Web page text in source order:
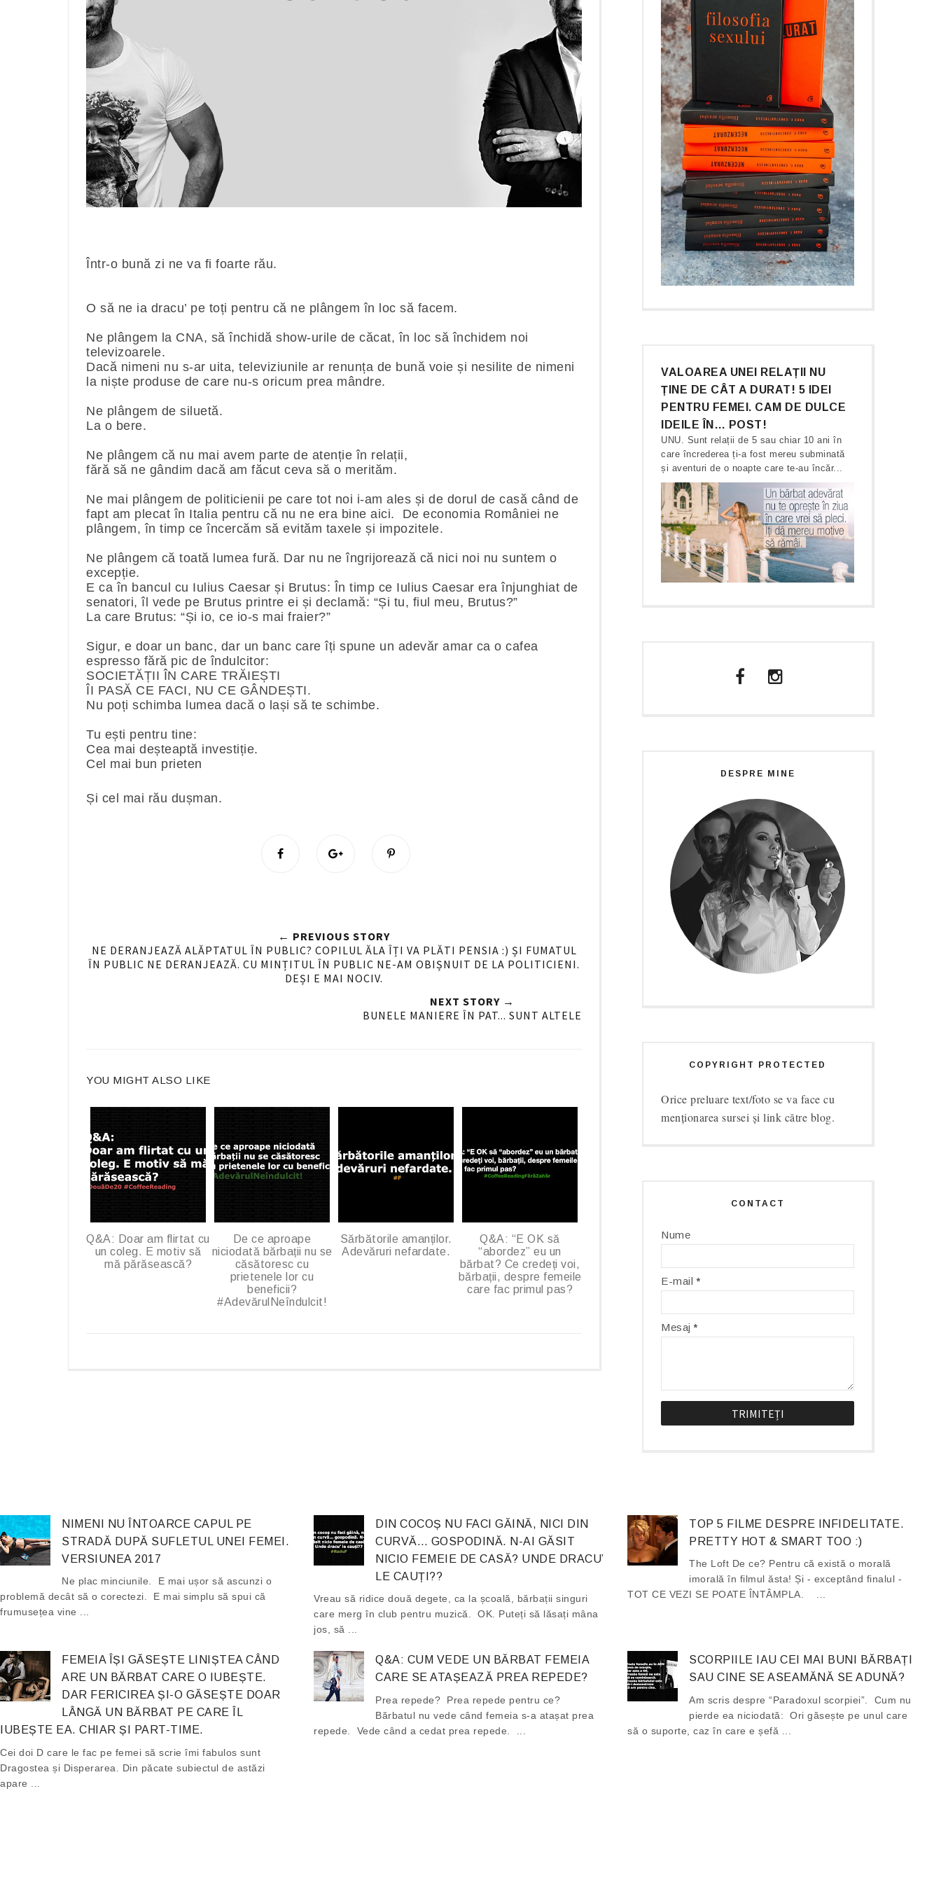
Într-o bună zi ne va fi foarte rău.
O să ne ia dracu’ pe toți pentru că ne plângem în loc să facem.
Ne plângem la CNA, să închidă show-urile de căcat, în loc să închidem noi
televizoarele.
Dacă nimeni nu s-ar uita, televiziunile ar renunța de bună voie și nesilite de nimeni
la niște produse de care nu-s oricum prea mândre.
Ne plângem de siluetă.
La o bere.
Ne plângem că nu mai avem parte de atenție în relații,
fără să ne gândim dacă am făcut ceva să o merităm.
Ne mai plângem de politicienii pe care tot noi i-am ales și de dorul de casă când de
fapt am plecat în Italia pentru că nu ne era bine aici. De economia României ne
plângem, în timp ce încercăm să evităm taxele și impozitele.
Ne plângem că toată lumea fură. Dar nu ne îngrijorează că nici noi nu suntem o
excepție.
E ca în bancul cu Iulius Caesar și Brutus: În timp ce Iulius Caesar era înjunghiat de
senatori, îl vede pe Brutus printre ei și declamă: “Și tu, fiul meu, Brutus?”
La care Brutus: “Și io, ce io-s mai fraier?”
Sigur, e doar un banc, dar un banc care îți spune un adevăr amar ca o cafea
espresso fără pic de îndulcitor:
SOCIETĂȚII ÎN CARE TRĂIEȘTI
ÎI PASĂ CE FACI, NU CE GÂNDEȘTI.
Nu poți schimba lumea dacă o lași să te schimbe.
Tu ești pentru tine:
Cea mai deșteaptă investiție.
Cel mai bun prieten
Și cel mai rău dușman.
n
F
a
n
G
o
g
u
← PREVIOUS STORY
NE DERANJEAZĂ ALĂPTATUL ÎN PUBLIC? COPILUL ĂLA ÎȚI VA PLĂTI PENSIA :) ȘI FUMATUL
ÎN PUBLIC NE DERANJEAZĂ. CU MINȚITUL ÎN PUBLIC NE-AM OBIȘNUIT DE LA POLITICIENI.
DEȘI E MAI NOCIV.
NEXT STORY →
BUNELE MANIERE ÎN PAT... SUNT ALTELE
YOU MIGHT ALSO LIKE
Q&A: Doar am flirtat cu
un coleg. E motiv să
mă părăsească?
De ce aproape
niciodată bărbații nu se
căsătoresc cu
prietenele lor cu
beneficii?
#AdevărulNeîndulcit!
Sărbătorile amanților.
Adevăruri nefardate.
Q&A: “E OK să
“abordez” eu un
bărbat? Ce credeți voi,
bărbații, despre femeile
care fac primul pas?
VALOAREA UNEI RELAȚII NU
ȚINE DE CÂT A DURAT! 5 IDEI
PENTRU FEMEI. CAM DE DULCE
IDEILE ÎN… POST!
UNU. Sunt relații de 5 sau chiar 10 ani în
care încrederea ți-a fost mereu subminată
și aventuri de o noapte care te-au încăr...
DESPRE MINE
COPYRIGHT PROTECTED
Orice preluare text/foto se va face cu
menționarea sursei și link către blog.
CONTACT
Nume
E-mail*
Mesaj*
NIMENI NU ÎNTOARCE CAPUL PE
STRADĂ DUPĂ SUFLETUL UNEI FEMEI.
VERSIUNEA 2017
Ne plac minciunile. E mai ușor să ascunzi o
problemă decât să o corectezi. E mai simplu să spui că
frumusețea vine ...
DIN COCOȘ NU FACI GĂINĂ, NICI DIN
CURVĂ… GOSPODINĂ. N-AI GĂSIT
NICIO FEMEIE DE CASĂ? UNDE DRACU’
LE CAUȚI??
Vreau să ridice două degete, ca la școală, bărbații singuri
care merg în club pentru muzică. OK. Puteți să lăsați mâna
jos, să ...
TOP 5 FILME DESPRE INFIDELITATE.
PRETTY HOT & SMART TOO :)
The Loft De ce? Pentru că există o morală
imorală în filmul ăsta! Și - exceptând finalul -
TOT CE VEZI SE POATE ÎNTÂMPLA. ...
FEMEIA ÎȘI GĂSEȘTE LINIȘTEA CÂND
ARE UN BĂRBAT CARE O IUBEȘTE.
DAR FERICIREA ȘI-O GĂSEȘTE DOAR
LÂNGĂ UN BĂRBAT PE CARE ÎL
IUBEȘTE EA. CHIAR ȘI PART-TIME.
Cei doi D care le fac pe femei să scrie îmi fabulos sunt
Dragostea și Disperarea. Din păcate subiectul de astăzi
apare ...
Q&A: CUM VEDE UN BĂRBAT FEMEIA
CARE SE ATAȘEAZĂ PREA REPEDE?
Prea repede? Prea repede pentru ce?
Bărbatul nu vede când femeia s-a atașat prea
repede. Vede când a cedat prea repede. ...
SCORPIILE IAU CEI MAI BUNI BĂRBAȚI
SAU CINE SE ASEAMĂNĂ SE ADUNĂ?
Am scris despre “Paradoxul scorpiei”. Cum nu
pierde ea niciodată: Ori găsește pe unul care
să o suporte, caz în care e șefă ...